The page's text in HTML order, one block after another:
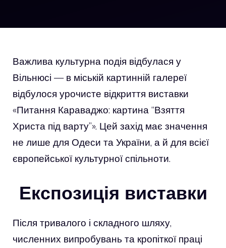
Важлива культурна подія відбулася у
Вільнюсі — в міській картинній галереї
відбулося урочисте відкриття виставки
«Питання Караваджо: картина “Взяття
Христа під варту”». Цей захід має значення
не лише для Одеси та України, а й для всієї
європейської культурної спільноти.
Експозиція виставки
Після тривалого і складного шляху,
численних випробувань та кропіткої праці